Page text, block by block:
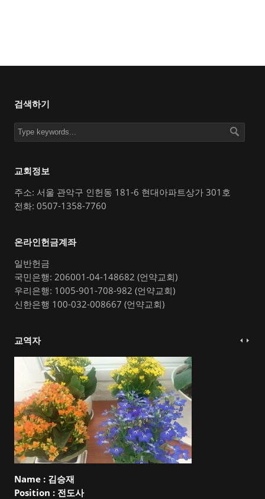
검색하기
교회정보
주소: 서울 관악구 인헌동 181-6 현대아파트상가 301호
전화: 0507-1358-7760
온라인헌금계좌
일반헌금
국민은행: 206001-04-148682 (언약교회)
우리은행: 1005-901-708-982 (언약교회)
신한은행 100-032-008667 (언약교회)
교역자
Name : 김승재
Position : 전도사